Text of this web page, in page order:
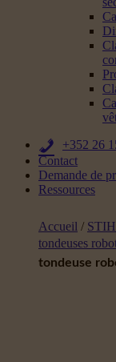
+352 26
Contact
Demande de
Ressources
Accueil /
tondeuses
tondeuse